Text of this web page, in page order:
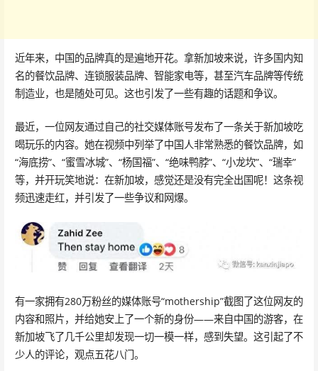
近年来，中国的品牌真的是遍地开花。拿新加坡来说，许多国内知
名的餐饮品牌、连锁服装品牌、智能家电等，甚至汽车品牌等传统
制造业，也是随处可见。这也引发了一些有趣的话题和争议。
最近，一位网友通过自己的社交媒体账号发布了一条关于新加坡吃
喝玩乐的内容。她在视频中列举了中国人非常熟悉的餐饮品牌，如
“海底捞”、“蜜雪冰城”、“杨国福”、“绝味鸭脖”、“小龙坎”、“瑞幸”
等，并开玩笑地说：在新加坡，感觉还是没有完全出国呢！这条视
频迅速走红，并引发了一些争议和网爆。
有一家拥有280万粉丝的媒体账号“mothership”截图了这位网友的
内容和照片，并给她安上了一个新的身份——来自中国的游客，在
新加坡飞了几千公里却发现一切一模一样，感到失望。这引起了不
少人的评论，观点五花八门。